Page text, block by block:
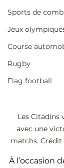
Sports de
Jeux
Course
Rugby
Flag football
Les Citadins
avec une
matchs.
À l’occasion